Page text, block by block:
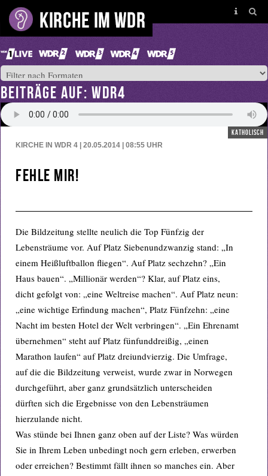
BEITRÄGE AUF: WDR4
katholisch
KIRCHE IN WDR 4 | 20.05.2014 | 08:55 UHR
Fehle mir!
Die Bildzeitung stellte neulich die Top Fünfzig der
Lebensträume vor. Auf Platz Siebenundzwanzig stand: „In
einem Heißluftballon fliegen“. Auf Platz sechzehn? „Ein
Haus bauen“. „Millionär werden“? Klar, auf Platz eins,
dicht gefolgt von: „eine Weltreise machen“. Auf Platz neun:
„eine wichtige Erfindung machen“, Platz Fünfzehn: „eine
Nacht im besten Hotel der Welt verbringen“. „Ein Ehrenamt
übernehmen“ steht auf Platz fünfunddreißig, „einen
Marathon laufen“ auf Platz dreiundvierzig. Die Umfrage,
auf die die Bildzeitung verweist, wurde zwar in Norwegen
durchgeführt, aber ganz grundsätzlich unterscheiden
dürften sich die Ergebnisse von den Lebensträumen
hierzulande nicht.
Was stünde bei Ihnen ganz oben auf der Liste? Was würden
Sie in Ihrem Leben unbedingt noch gern erleben, erwerben
oder erreichen? Bestimmt fällt ihnen so manches ein. Aber